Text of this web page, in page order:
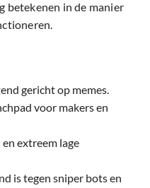
betekenen in de manier
gericht op memes.
voor makers en
extreem lage
is tegen sniper bots en